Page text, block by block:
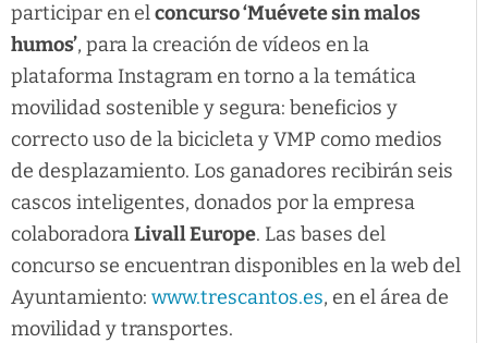
participar en elconcurso ‘Muévete sin malos
humos’, para la creación de vídeos en la
plataforma Instagram en torno a la temática
movilidad sostenible y segura: beneficios y
correcto uso de la bicicleta y VMP como medios
de desplazamiento. Los ganadores recibirán seis
cascos inteligentes, donados por la empresa
colaboradoraLivall Europe. Las bases del
concurso se encuentran disponibles en la web del
Ayuntamiento: www.trescantos.es, en el área de
movilidad y transportes.